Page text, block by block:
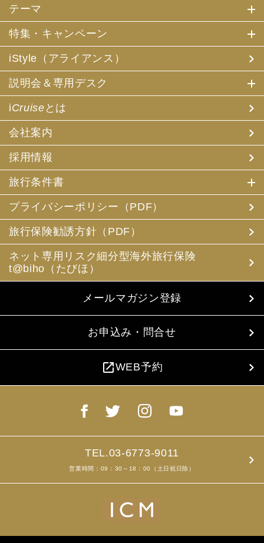
テーマ
特集・キャンペーン
iStyle（アライアンス）
説明会＆専用デスク
iCruise とは
会社案内
採用情報
旅行条件書
プライバシーポリシー（PDF）
旅行保険勧誘方針（PDF）
ネット専用リスク細分型海外旅行保険
t@biho（たびほ）
メールマガジン登録
お申込み・問合せ
open_in_newWEB予約
TEL.03-6773-9011
営業時間：09：30～18：00（土日祝日除）